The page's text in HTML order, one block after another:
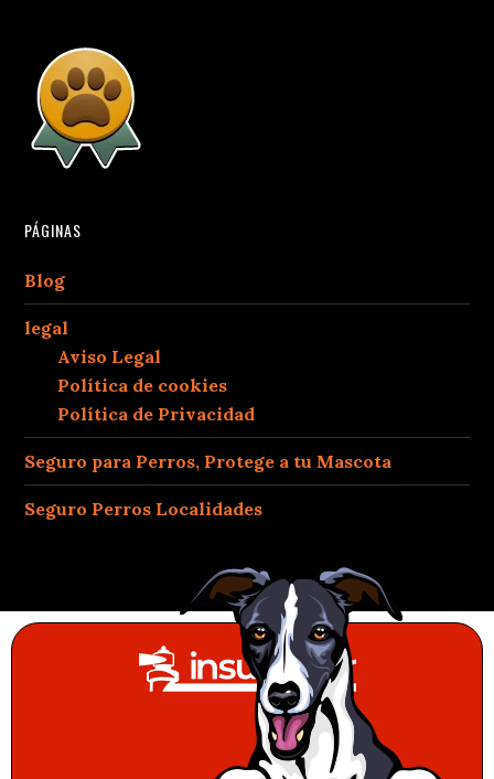
PÁGINAS
Blog
legal
Aviso Legal
Política de cookies
Política de Privacidad
Seguro para Perros, Protege a tu Mascota
Seguro Perros Localidades